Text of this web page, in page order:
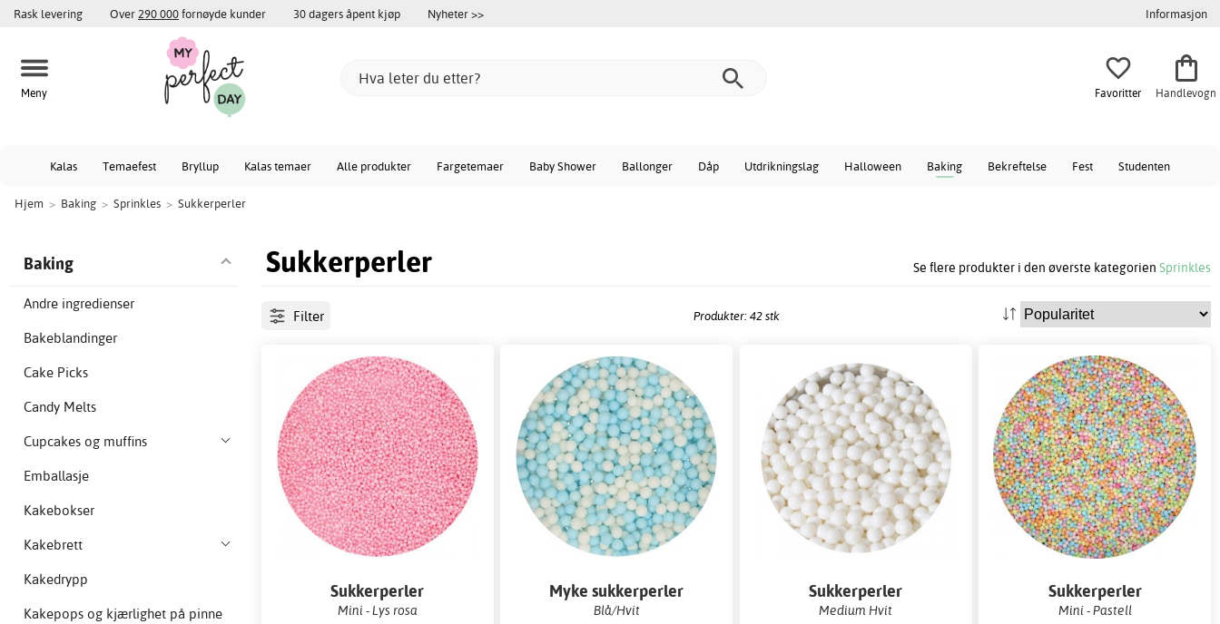
Rask levering Over 290 000fornøyde kunder 30 dagers åpent kjøp Nyheter >> Informasjon
Meny Favoritter Handlevogn
Kalas Temaefest Bryllup Kalas temaer Alle produkter Fargetemaer Baby Shower Ballonger Dåp Utdrikningslag Halloween Baking Bekreftelse Fest Studenten
Hjem > Baking > Sprinkles > Sukkerperler
Sukkerperler Se flere produkter i den øverste kategorien Sprinkles
Baking
Andre ingredienser
Bakeblandinger
Cake Picks
Candy Melts
Cupcakes og muffins
Emballasje
Kakebokser
Kakebrett
Kakedrypp
Kakepops og kjærlighet på pinne
Filter Produkter: 42 stk
Sukkerperler
Mini - Lys rosa
Myke sukkerperler
Blå/Hvit
Sukkerperler
Medium Hvit
Sukkerperler
Mini - Pastell